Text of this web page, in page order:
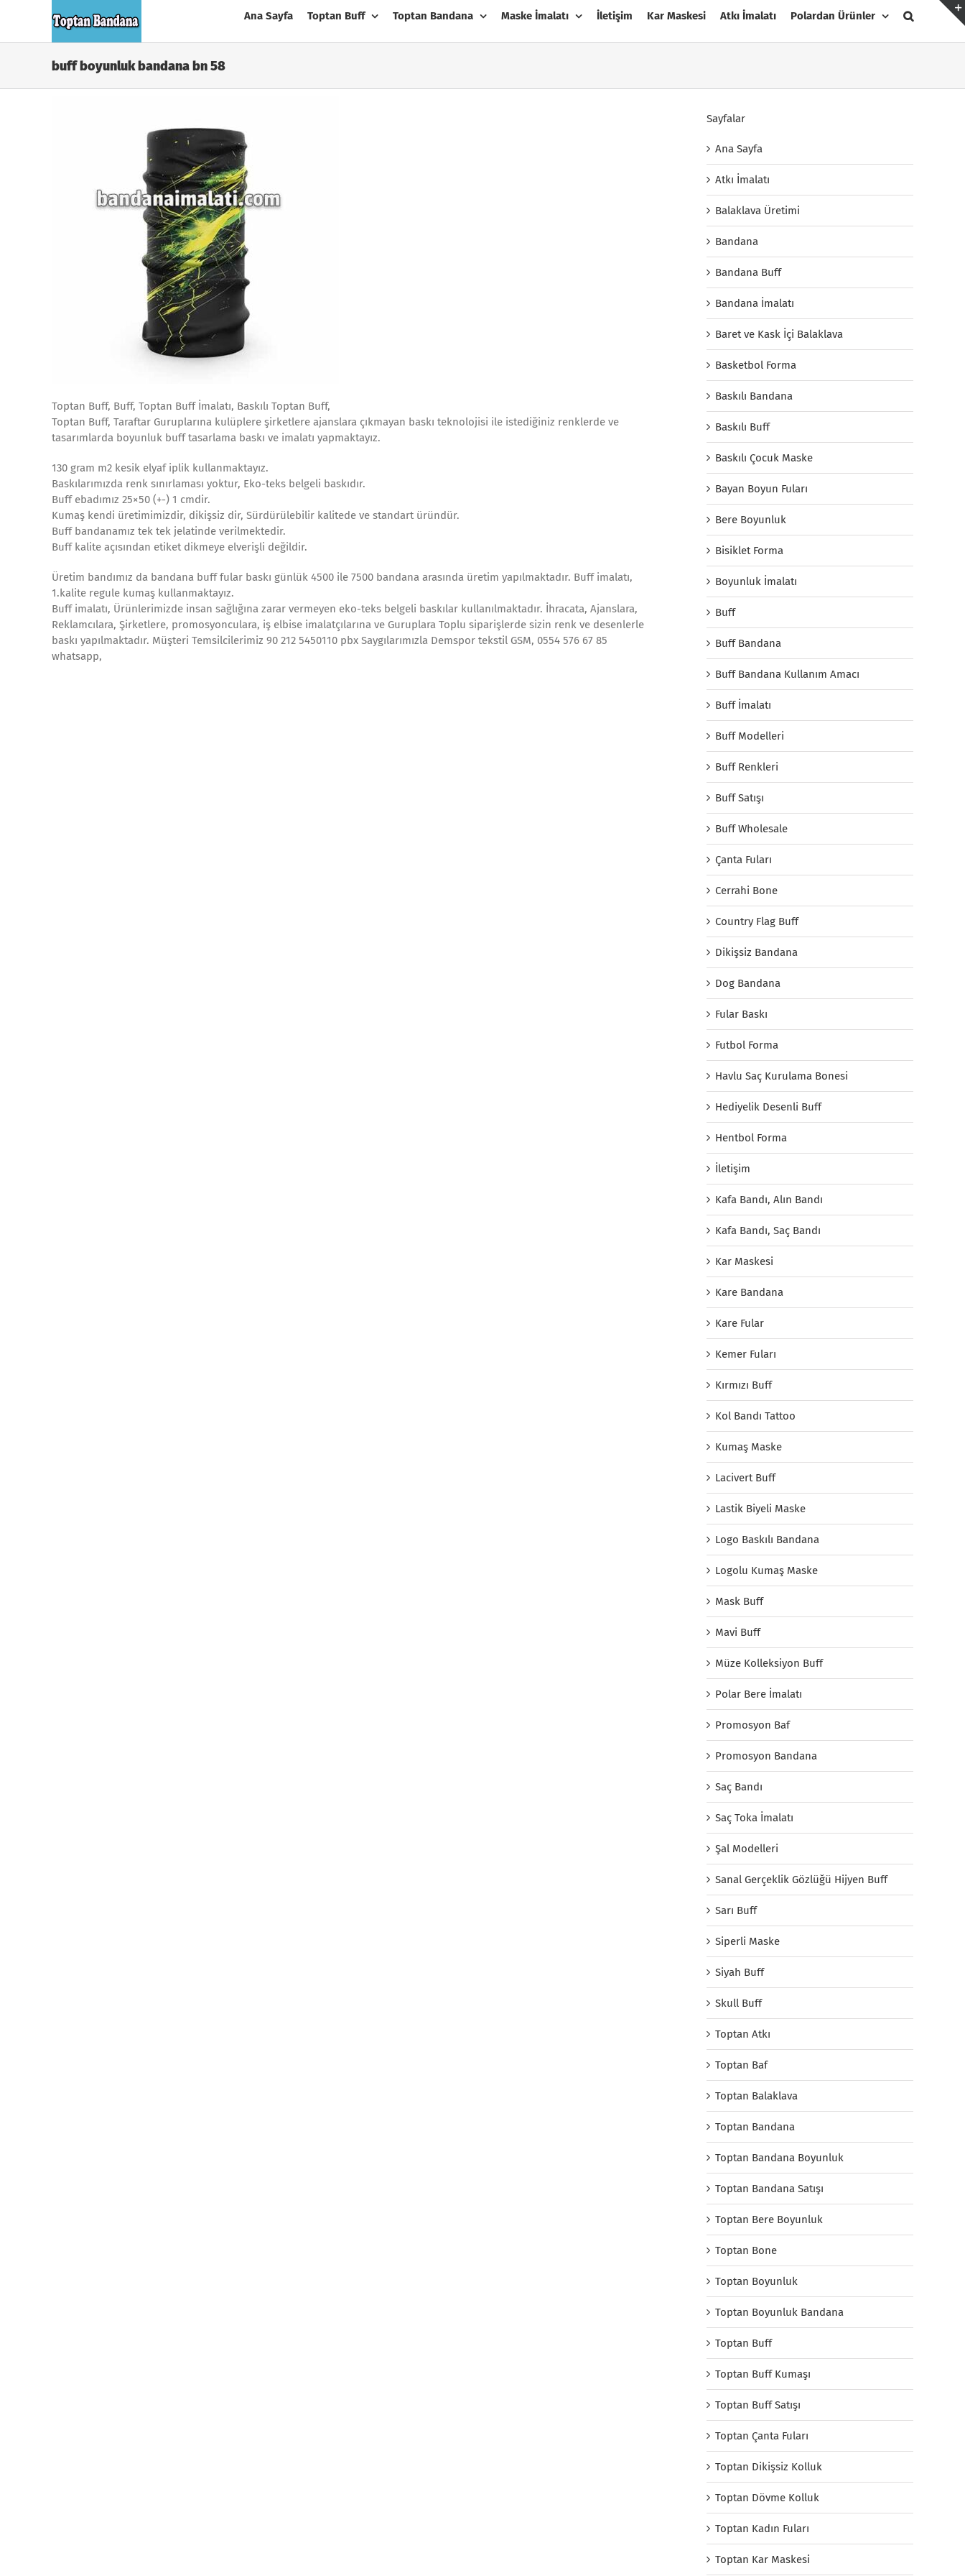
Ana Sayfa Toptan Buff Toptan Bandana Maske İmalatı İletişim Kar Maskesi Atkı İmalatı Polardan Ürünler
buff boyunluk bandana bn 58
Toptan Buff, Buff, Toptan Buff İmalatı, Baskılı Toptan Buff,
Toptan Buff, Taraftar Guruplarına kulüplere şirketlere ajanslara çıkmayan baskı teknolojisi ile istediğiniz renklerde ve
tasarımlarda boyunluk buff tasarlama baskı ve imalatı yapmaktayız.
130 gram m2 kesik elyaf iplik kullanmaktayız.
Baskılarımızda renk sınırlaması yoktur, Eko-teks belgeli baskıdır.
Buff ebadımız 25×50 (+-) 1 cmdir.
Kumaş kendi üretimimizdir, dikişsiz dir, Sürdürülebilir kalitede ve standart üründür.
Buff bandanamız tek tek jelatinde verilmektedir.
Buff kalite açısından etiket dikmeye elverişli değildir.
Üretim bandımız da bandana buff fular baskı günlük 4500 ile 7500 bandana arasında üretim yapılmaktadır. Buff imalatı,
1.kalite regule kumaş kullanmaktayız.
Buff imalatı, Ürünlerimizde insan sağlığına zarar vermeyen eko-teks belgeli baskılar kullanılmaktadır. İhracata, Ajanslara,
Reklamcılara, Şirketlere, promosyonculara, iş elbise imalatçılarına ve Guruplara Toplu siparişlerde sizin renk ve desenlerle
baskı yapılmaktadır. Müşteri Temsilcilerimiz 90 212 5450110 pbx Saygılarımızla Demspor tekstil GSM, 0554 576 67 85
whatsapp,
Sayfalar
Ana Sayfa
Atkı İmalatı
Balaklava Üretimi
Bandana
Bandana Buff
Bandana İmalatı
Baret ve Kask İçi Balaklava
Basketbol Forma
Baskılı Bandana
Baskılı Buff
Baskılı Çocuk Maske
Bayan Boyun Fuları
Bere Boyunluk
Bisiklet Forma
Boyunluk İmalatı
Buff
Buff Bandana
Buff Bandana Kullanım Amacı
Buff İmalatı
Buff Modelleri
Buff Renkleri
Buff Satışı
Buff Wholesale
Çanta Fuları
Cerrahi Bone
Country Flag Buff
Dikişsiz Bandana
Dog Bandana
Fular Baskı
Futbol Forma
Havlu Saç Kurulama Bonesi
Hediyelik Desenli Buff
Hentbol Forma
İletişim
Kafa Bandı, Alın Bandı
Kafa Bandı, Saç Bandı
Kar Maskesi
Kare Bandana
Kare Fular
Kemer Fuları
Kırmızı Buff
Kol Bandı Tattoo
Kumaş Maske
Lacivert Buff
Lastik Biyeli Maske
Logo Baskılı Bandana
Logolu Kumaş Maske
Mask Buff
Mavi Buff
Müze Kolleksiyon Buff
Polar Bere İmalatı
Promosyon Baf
Promosyon Bandana
Saç Bandı
Saç Toka İmalatı
Şal Modelleri
Sanal Gerçeklik Gözlüğü Hijyen Buff
Sarı Buff
Siperli Maske
Siyah Buff
Skull Buff
Toptan Atkı
Toptan Baf
Toptan Balaklava
Toptan Bandana
Toptan Bandana Boyunluk
Toptan Bandana Satışı
Toptan Bere Boyunluk
Toptan Bone
Toptan Boyunluk
Toptan Boyunluk Bandana
Toptan Buff
Toptan Buff Kumaşı
Toptan Buff Satışı
Toptan Çanta Fuları
Toptan Dikişsiz Kolluk
Toptan Dövme Kolluk
Toptan Kadın Fuları
Toptan Kar Maskesi